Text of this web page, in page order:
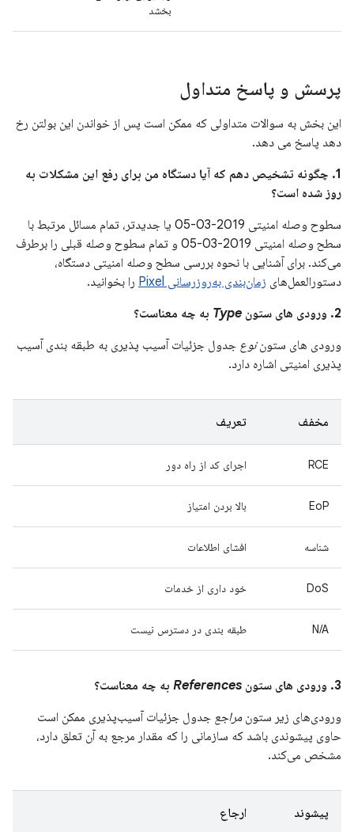
بخشد
پرسش و پاسخ متداول
این بخش به سوالات متداولی که ممکن است پس از خواندن این بولتن رخ
دهد پاسخ می دهد.
1. چگونه تشخیص دهم که آیا دستگاه من برای رفع این مشکلات به
روز شده است؟
سطوح وصله امنیتی 2019-03-05 یا جدیدتر، تمام مسائل مرتبط با
سطح وصله امنیتی 2019-03-05 و تمام سطوح وصله قبلی را برطرف
می‌کند. برای آشنایی با نحوه بررسی سطح وصله امنیتی دستگاه،
دستورالعمل‌های زمان‌بندی به‌روزرسانی Pixel
را بخوانید.
2. ورودی های ستون
Type به چه معناست؟
ورودی های ستوننوع جدول جزئیات آسیب پذیری به طبقه بندی آسیب
پذیری امنیتی اشاره دارد.
مخفف تعریف
RCE اجرای کد از راه دور
EoP بالا بردن امتیاز
شناسه افشای اطلاعات
DoS خود داری از خدمات
N/A طبقه بندی در دسترس نیست
3. ورودی های ستون References به چه معناست؟
ورودی‌های زیر ستون مراجع جدول جزئیات آسیب‌پذیری ممکن است
حاوی پیشوندی باشد که سازمانی را که مقدار مرجع به آن تعلق دارد،
مشخص می‌کند.
پیشوند ارجاع